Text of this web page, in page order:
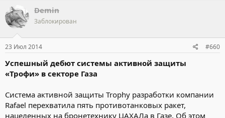
Demin
Заблокирован
23 Июл 2014 #660
Успешный дебют системы активной защиты
«Трофи» в секторе Газа
Система активной защиты Trophy разработки компании
Rafael перехватила пять противотанковых ракет,
нацеленных на бронетехнику ЦАХАЛа в Газе. Об этом